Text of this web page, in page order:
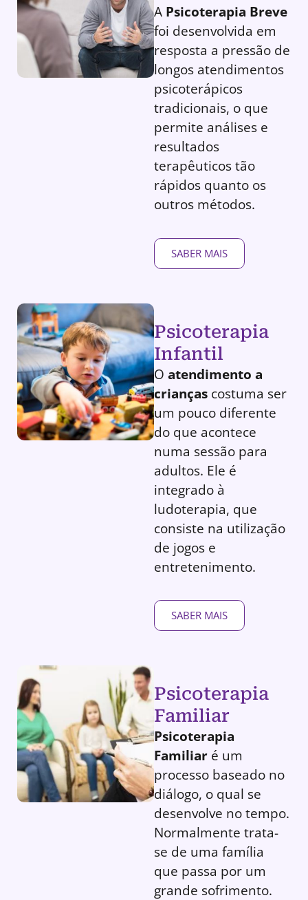
A Psicoterapia Breve
foi desenvolvida em
resposta a pressão de
longos atendimentos
psicoterápicos
tradicionais, o que
permite análises e
resultados
terapêuticos tão
rápidos quanto os
outros métodos.
SABER MAIS
Psicoterapia
Infantil
O atendimento a
crianças costuma ser
um pouco diferente
do que acontece
numa sessão para
adultos. Ele é
integrado à
ludoterapia, que
consiste na utilização
de jogos e
entretenimento.
SABER MAIS
Psicoterapia
Familiar
Psicoterapia
Familiar é um
processo baseado no
diálogo, o qual se
desenvolve no tempo.
Normalmente trata-
se de uma família
que passa por um
grande sofrimento.